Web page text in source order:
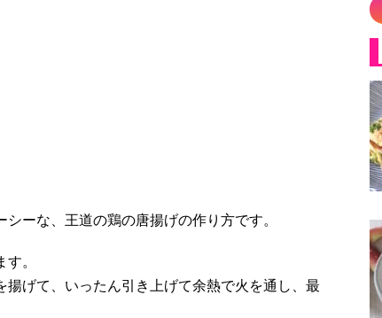
ーな、王道の鶏の唐揚げの作り方です。
。
げて、いったん引き上げて余熱で火を通し、最